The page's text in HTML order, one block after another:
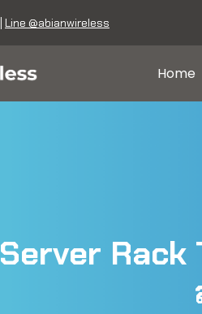
Line @abianwireless
Home